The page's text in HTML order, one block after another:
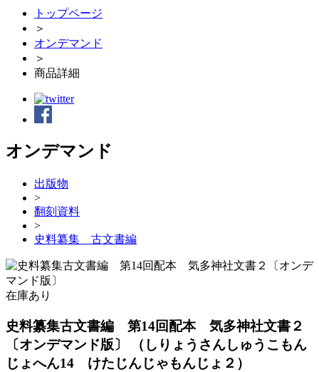
トップページ
＞
オンデマンド
＞
商品詳細
オンデマンド
出版物
>
翻刻資料
>
史料纂集 古文書編
在庫あり
史料纂集古文書編 第14回配本 気多神社文書２
〔オンデマンド版〕
（しりょうさんしゅうこもん
じょへん14 けたじんじゃもんじょ２）